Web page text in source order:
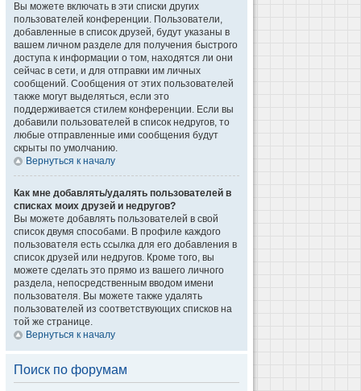
Вы можете включать в эти списки других
пользователей конференции. Пользователи,
добавленные в список друзей, будут указаны в
вашем личном разделе для получения быстрого
доступа к информации о том, находятся ли они
сейчас в сети, и для отправки им личных
сообщений. Сообщения от этих пользователей
также могут выделяться, если это
поддерживается стилем конференции. Если вы
добавили пользователей в список недругов, то
любые отправленные ими сообщения будут
скрыты по умолчанию.
Вернуться к началу
Как мне добавлять/удалять пользователей в
списках моих друзей и недругов?
Вы можете добавлять пользователей в свой
список двумя способами. В профиле каждого
пользователя есть ссылка для его добавления в
список друзей или недругов. Кроме того, вы
можете сделать это прямо из вашего личного
раздела, непосредственным вводом имени
пользователя. Вы можете также удалять
пользователей из соответствующих списков на
той же странице.
Вернуться к началу
Поиск по форумам